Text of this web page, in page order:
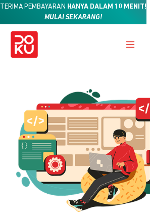
TERIMA PEMBAYARAN HANYA DALAM 10 MENIT!
MULAI SEKARANG!